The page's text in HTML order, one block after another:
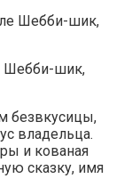
Шебби-шик,
безвкусицы,
владельца.
и кованая
сказку, имя